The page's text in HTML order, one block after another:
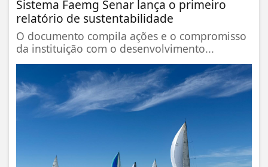
Sistema Faemg Senar lança o primeiro
relatório de sustentabilidade
O documento compila ações e o compromisso
da instituição com o desenvolvimento...